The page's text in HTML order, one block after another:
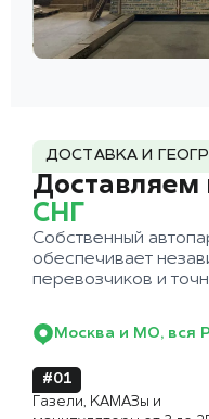
ДОСТАВКА И
Доставляем
СНГ
Собственный
обеспечивает
перевозчиков и
Москва и МО, вся
#01
Газели, КАМАЗы и